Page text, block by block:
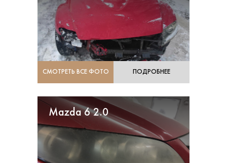
СМОТРЕТЬ ВСЕ ФОТО ПОДРОБНЕЕ
Mazda 6 2.0